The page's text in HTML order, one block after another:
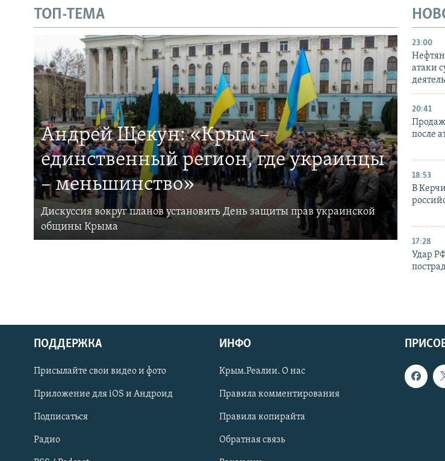
Українською
Qırımtatar
ПРИСОЕДИНЯЙТЕСЬ!
ТОП-ТЕМА
Андрей Щекун: «Крым –
единственный регион, где украинцы
– меньшинство»
Дискуссия вокруг планов установить День защиты прав украинской
общины Крыма
23:00
атаки
20:41
после
18:53
В
17:28
Удар
ПОДДЕРЖКА
Присылайте свои видео и фото
Приложение для iOS и Андроид
Подписаться
Радио
ИНФО
Крым.Реалии. О нас
Правила комментирования
Правила копирайта
Обратная связь